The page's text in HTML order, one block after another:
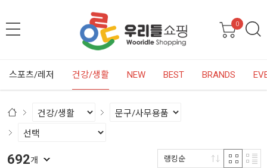
0
스포츠/레저 건강/생활 NEW BEST BRANDS
692개 랭킹순